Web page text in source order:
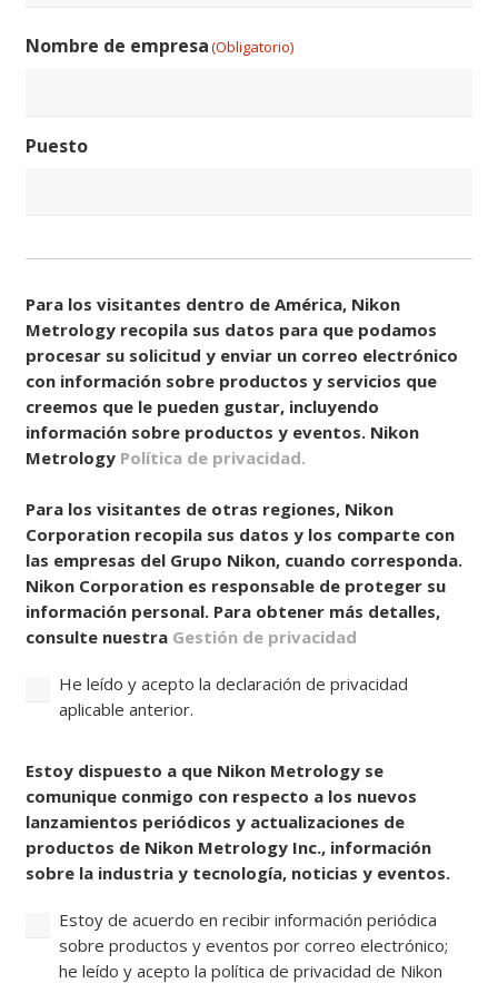
Postal
Nombre de empresa(Obligatorio)
Puesto
Para los visitantes dentro de América, Nikon
Metrology recopila sus datos para que podamos
procesar su solicitud y enviar un correo electrónico
con información sobre productos y servicios que
creemos que le pueden gustar, incluyendo
información sobre productos y eventos. Nikon
Metrology Política de privacidad.
Para los visitantes de otras regiones, Nikon
Corporation recopila sus datos y los comparte con
las empresas del Grupo Nikon, cuando corresponda.
Nikon Corporation es responsable de proteger su
información personal. Para obtener más detalles,
consulte nuestra Gestión de privacidad
He leído y acepto la declaración de privacidad
aplicable anterior.
Estoy dispuesto a que Nikon Metrology se
comunique conmigo con respecto a los nuevos
lanzamientos periódicos y actualizaciones de
productos de Nikon Metrology Inc., información
sobre la industria y tecnología, noticias y eventos.
Estoy de acuerdo en recibir información periódica
sobre productos y eventos por correo electrónico;
he leído y acepto la política de privacidad de Nikon